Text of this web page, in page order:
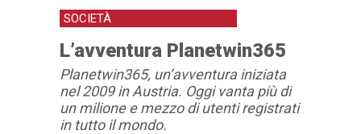
SOCIETÀ
L’avventura Planetwin365
Planetwin365, un’avventura iniziata
nel 2009 in Austria. Oggi vanta più di
un milione e mezzo di utenti registrati
in tutto il mondo.